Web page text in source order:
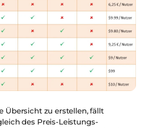
Übersicht zu erstellen, fällt
des Preis-Leistungs-